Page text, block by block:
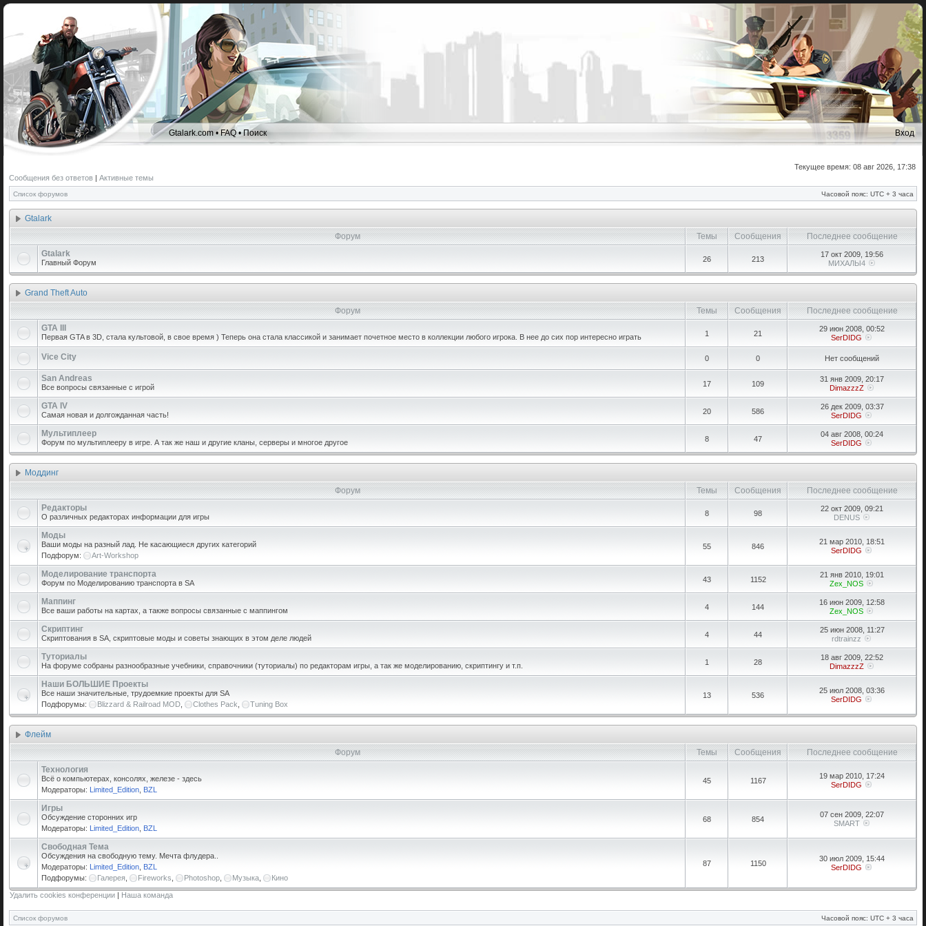
Gtalark.com •FAQ•Поиск Вход
Текущее время: 08 авг 2026, 17:38
Сообщения без ответов | Активные темы
Список форумов Часовой пояс: UTC + 3 часа
Gtalark
Форум
Темы Сообщения
Последнее сообщение
Gtalark
Главный Форум 26 213
17 окт 2009, 19:56
МИХАЛЫ4
Grand Theft Auto
Форум
Темы Сообщения
Последнее сообщение
GTA III
Первая GTA в 3D, стала культовой, в свое время ) Теперь она стала классикой и занимает почетное место в коллекции любого игрока. В нее до сих пор интересно играть 1 21
29 июн 2008, 00:52
SerDIDG
Vice City 0 0 Нет сообщений
San Andreas
Все вопросы связанные с игрой 17 109
31 янв 2009, 20:17
DimazzzZ
GTA IV
Самая новая и долгожданная часть! 20 586
26 дек 2009, 03:37
SerDIDG
Мультиплеер
Форум по мультиплееру в игре. А так же наш и другие кланы, серверы и многое другое 8 47
04 авг 2008, 00:24
SerDIDG
Моддинг
Форум
Темы Сообщения
Последнее сообщение
Редакторы
О различных редакторах информации для игры 8 98
22 окт 2009, 09:21
DENUS
Моды
Ваши моды на разный лад. Не касающиеся других категорий
Подфорум:
Art-Workshop
55 846
21 мар 2010, 18:51
SerDIDG
Моделирование транспорта
Форум по Моделированию транспорта в SA 43 1152
21 янв 2010, 19:01
Zex_NOS
Маппинг
Все ваши работы на картах, а также вопросы связанные с маппингом 4 144
16 июн 2009, 12:58
Zex_NOS
Скриптинг
Скриптования в SA, скриптовые моды и советы знающих в этом деле людей 4 44
25 июн 2008, 11:27
rdtrainzz
Туториалы
На форуме собраны разнообразные учебники, справочники (туториалы) по редакторам игры, а так же моделированию, скриптингу и т.п. 1 28
18 авг 2009, 22:52
DimazzzZ
Наши БОЛЬШИЕ Проекты
Все наши значительные, трудоемкие проекты для SA
Подфорумы:
Blizzard & Railroad MOD Clothes Pack Tuning Box
13 536
25 июл 2008, 03:36
SerDIDG
Флейм
Форум
Темы Сообщения
Последнее сообщение
Технология
Всё о компьютерах, консолях, железе - здесь
Модераторы: Limited_Edition BZL
45 1167
19 мар 2010, 17:24
SerDIDG
Игры
Обсуждение сторонних игр
Модераторы: Limited_Edition BZL
68 854
07 сен 2009, 22:07
SMART
Свободная Тема
Обсуждения на свободную тему. Мечта флудера..
Модераторы: Limited_Edition BZL
Подфорумы:
Галерея Fireworks Photoshop Музыка Кино
87 1150
30 июл 2009, 15:44
SerDIDG
Удалить cookies конференции | Наша команда
Список форумов Часовой пояс: UTC + 3 часа